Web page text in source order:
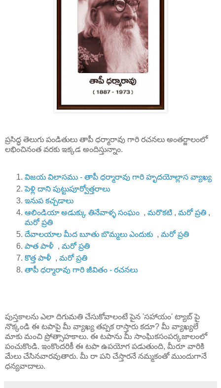
ప్రసిద్ధ తెలుగు పండితులు తాపీ ధర్మారావు గారి రచనలు అంతర్జాలంలో
లభించినంత వరకు ఇక్కడ అందిస్తున్నాం.
విజయ విలాసము - తాపీ ధర్మారావు గారి హృదయోల్లాస వ్యాఖ్య
పెళ్లి దాని పుట్టుపూర్వోత్తరాలు
ఇనుప కచ్చడాలు
ఆలిండియా అడుక్కు తినేవాళ్ళ సంఘం , మరొకటి , మరో ప్రతి ,
మరో ప్రతి
దేవాలయాల మీద బూతు బొమ్మలు ఎందుకు , మరో ప్రతి
పాత పాళీ , మరో ప్రతి
కొత్త పాళీ , మరో ప్రతి
తాపీ ధర్మారావు గారి జీవితం - రచనలు
పుస్తకాలను ఎలా దిగుమతి చేసుకోవాలంటే పైన 'సహాయం' ట్యాబ్ పై
నొక్కండి ఈ టపాపై మీ వ్యాఖ్య తప్పక రాస్తారు కదూ? మీ వ్యాఖ్యలే
మాకు మంచి ప్రోత్సాహకాలు. ఈ టపాను మీ సాంఘికసంపర్కజాలంలో
పంచుకొండి. ఇంకొందరికీ ఈ టపా ఉపయోగ పడుతుంది, మీరూ వారికి
మేలు చేసినవారవుతారు. మీ రా పని చేస్తారనే నమ్మకంతో ముందుగానే
ధన్యవాదాలు.